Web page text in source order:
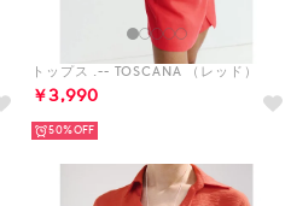
トップス .-- TOSCANA （レッド）
￥3,990
50%